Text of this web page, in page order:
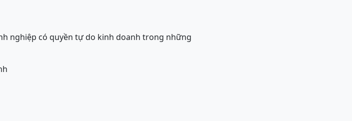
nghiệp có quyền tự do kinh doanh trong những